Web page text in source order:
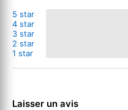
5 star
4 star
3 star
2 star
1 star
Laisser un avis